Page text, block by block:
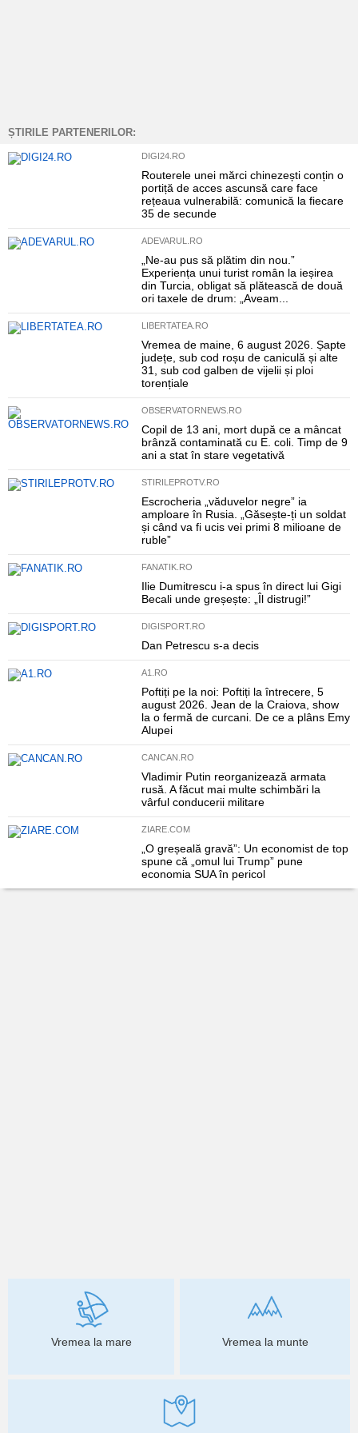
ȘTIRILE PARTENERILOR:
DIGI24.RO
Routerele unei mărci chinezești conțin o
portiță de acces ascunsă care face
rețeaua vulnerabilă: comunică la fiecare
35 de secunde
ADEVARUL.RO
„Ne-au pus să plătim din nou.”
Experiența unui turist român la ieșirea
din Turcia, obligat să plătească de două
ori taxele de drum: „Aveam...
LIBERTATEA.RO
Vremea de maine, 6 august 2026. Șapte
județe, sub cod roșu de caniculă și alte
31, sub cod galben de vijelii și ploi
torențiale
OBSERVATORNEWS.RO
Copil de 13 ani, mort după ce a mâncat
brânză contaminată cu E. coli. Timp de 9
ani a stat în stare vegetativă
STIRILEPROTV.RO
Escrocheria „văduvelor negre” ia
amploare în Rusia. „Găsește-ți un soldat
și când va fi ucis vei primi 8 milioane de
ruble”
FANATIK.RO
Ilie Dumitrescu i-a spus în direct lui Gigi
Becali unde greșește: „Îl distrugi!”
DIGISPORT.RO
Dan Petrescu s-a decis
A1.RO
Poftiți pe la noi: Poftiți la întrecere, 5
august 2026. Jean de la Craiova, show
la o fermă de curcani. De ce a plâns Emy
Alupei
CANCAN.RO
Vladimir Putin reorganizează armata
rusă. A făcut mai multe schimbări la
vârful conducerii militare
ZIARE.COM
„O greșeală gravă”: Un economist de top
spune că „omul lui Trump” pune
economia SUA în pericol
Vremea la mare Vremea la munte